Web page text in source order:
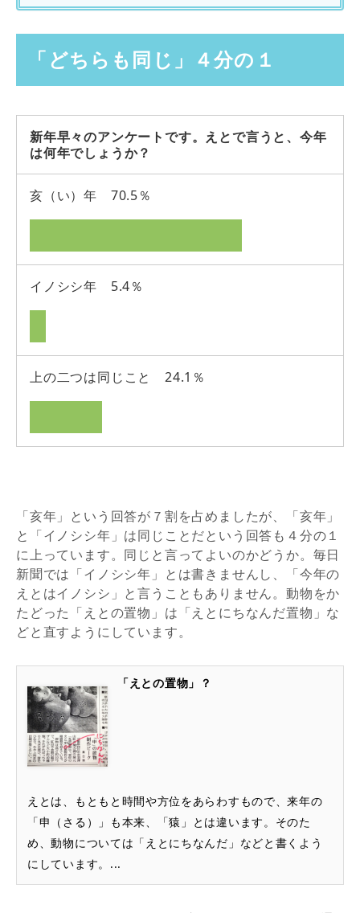
「どちらも同じ」４分の１
新年早々のアンケートです。えとで言うと、今年
は何年でしょうか？
亥（い）年 70.5％
イノシシ年 5.4％
上の二つは同じこと 24.1％
「亥年」という回答が７割を占めましたが、「亥年」
と「イノシシ年」は同じことだという回答も４分の１
に上っています。同じと言ってよいのかどうか。毎日
新聞では「イノシシ年」とは書きませんし、「今年の
えとはイノシシ」と言うこともありません。動物をか
たどった「えとの置物」は「えとにちなんだ置物」な
どと直すようにしています。
「えとの置物」？
えとは、もともと時間や方位をあらわすもので、来年の
「申（さる）」も本来、「猿」とは違います。そのた
め、動物については「えとにちなんだ」などと書くよう
にしています。...